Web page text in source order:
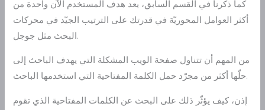
كما ذكرنا في القسم السابق، يعد هدف المستخدم الآن واحدة من
أكثر العوامل المحوريّة في قدرتك على الترتيب الجيّد في محركات
البحث مثل جوجل.
من المهم أن تتناول صفحة الويب المشكلة التي يهدف الباحث إلى
حلّها أكثر من مجرّد حمل الكلمة المفتاحية التي استخدمها الباحث.
إذن، كيف يؤثّر ذلك على البحث عن الكلمات المفتاحية الذي تقوم